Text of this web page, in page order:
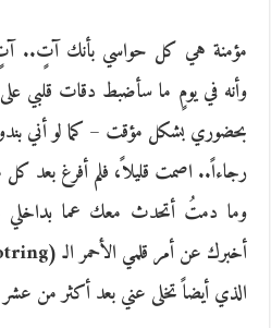
مؤمنة هي كل حواسي بأنك آتٍ.. آتٍ
وأنه في يومٍ ما سأضبط دقات قلبي
بحضوري بشكل مؤقت – كما لو أني
رجاءاً.. اصمت قليلاً، فلم أفرغ بعد
وما دمتُ أتحدث معك عما بداخلي
أخبرك عن أمر قلمي الأحمر الـ (rotring)
الذي أيضاً تخلى عني بعد أكثر من